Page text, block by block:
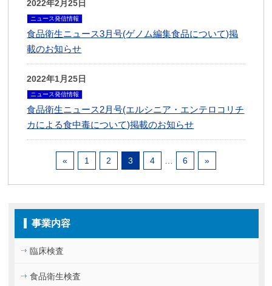
2022年2月25日
ニュース発信情報
食品衛生ニュース3月号(ゲノム編集食品について)掲
載のお知らせ
2022年1月25日
ニュース発信情報
食品衛生ニュース2月号(エルシニア・エンテロコリチ
カによる食中毒について)掲載のお知らせ
« 1 2 3 4 6 »
事業内容
臨床検査
食品衛生検査